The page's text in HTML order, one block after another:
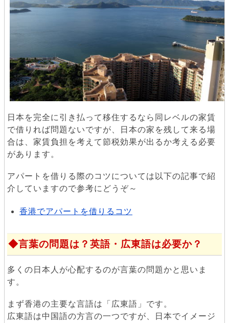
日本を完全に引き払って移住するなら同レベルの家賃
で借りれば問題ないですが、日本の家を残して来る場
合は、家賃負担を考えて節税効果が出るか考える必要
があります。
アパートを借りる際のコツについては以下の記事で紹
介していますので参考にどうぞ～
香港でアパートを借りるコツ
言葉の問題は？英語・広東語は必要か？
多くの日本人が心配するのが言葉の問題かと思いま
す。
まず香港の主要な言語は「広東語」です。
広東語は中国語の方言の一つですが、日本でイメージ